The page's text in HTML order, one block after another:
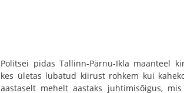
Politsei pidas Tallinn-Pärnu-Ikla maanteel
kes ületas lubatud kiirust rohkem kui
aastaselt mehelt aastaks juhtimisõigus,